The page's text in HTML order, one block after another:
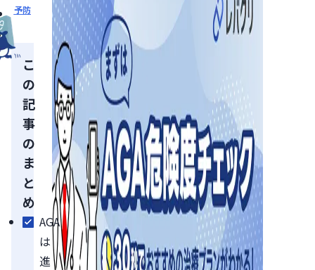
予防
こ
の
記
事
の
ま
と
め
AGA
は
進